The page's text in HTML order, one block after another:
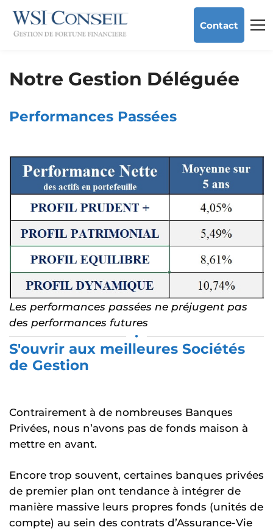
Contact
Notre Gestion Déléguée
Performances Passées
Les performances passées ne préjugent pas
des performances futures
•
S'ouvrir aux meilleures Sociétés
de Gestion
Contrairement à de nombreuses Banques
Privées, nous n’avons pas de fonds maison à
mettre en avant.
Encore trop souvent, certaines banques privées
de premier plan ont tendance à intégrer de
manière massive leurs propres fonds (unités de
compte) au sein des contrats d’Assurance-Vie